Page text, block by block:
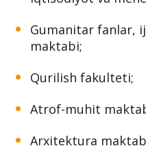
Gumanitar fanlar,
maktabi;
Qurilish fakulteti;
Atrof-muhit
Arxitektura